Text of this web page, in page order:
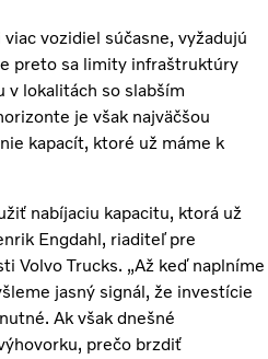
vozidiel súčasne, vyžadujú
preto sa limity infraštruktúry
v lokalitách so slabším
je však najväčšou
kapacít, ktoré už máme k
nabíjaciu kapacitu, ktorá už
Engdahl, riaditeľ pre
Volvo Trucks. „Až keď naplníme
jasný signál, že investície
Ak však dnešné
prečo brzdiť